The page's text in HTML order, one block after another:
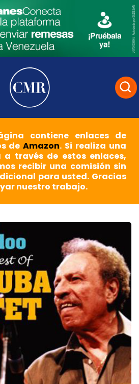
contiene enlaces de
deAmazon. Si realiza una
a través de estos enlaces,
recibir una comisión sin
para usted. Gracias
nuestro trabajo.